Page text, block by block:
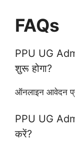
FAQs
PPU UG
शुरू होगा?
ऑनलाइन आवेदन
PPU UG
करें?